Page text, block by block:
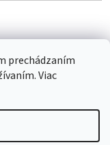
prechádzaním
Viac